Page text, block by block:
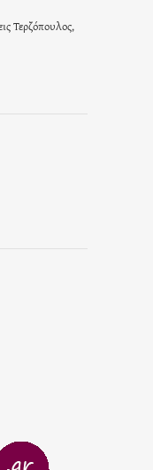
Τερζόπουλος,